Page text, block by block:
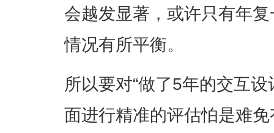
会越发显著，或许只有年
情况有所平衡。
所以要对“做了5年的交互
面进行精准的评估怕是难